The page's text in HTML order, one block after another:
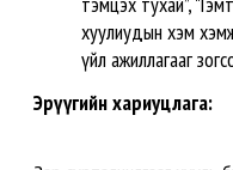
хуулиудын хэм
үйл ажиллагааг
Эрүүгийн хариуцлага: